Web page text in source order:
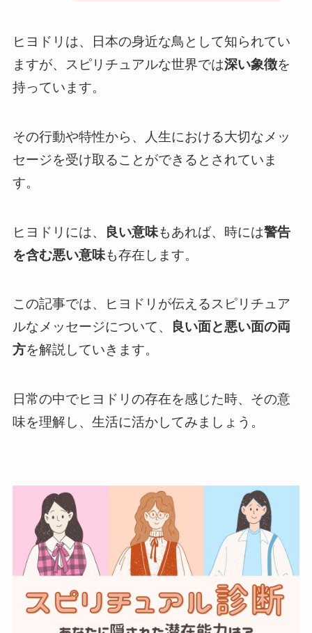
ヒヨドリは、日本の身近な鳥として知られてい
ますが、スピリチュアルな世界では深い象徴を
持っています。
その行動や特性から、人生における大切なメッ
セージを受け取ることができるとされていま
す。
ヒヨドリには、 良い意味もあれば、時には警告
を含む悪い意味も存在します。
この記事では、ヒヨドリが伝えるスピリチュア
ルなメッセージについて、
良い面と悪い面の両
方を解説していきます。
日常の中でヒヨドリの存在を感じた時、その意
味を理解し、生活に活かしてみましょう。